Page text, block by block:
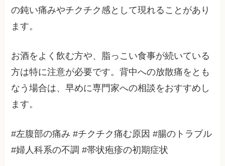
の鈍い痛みやチクチク感として現れることがあり
ます。
お酒をよく飲む方や、脂っこい食事が続いている
方は特に注意が必要です。背中への放散痛をとも
なう場合は、早めに専門家への相談をおすすめし
ます。
#左腹部の痛み #チクチク痛む原因 #腸のトラブル
#婦人科系の不調 #帯状疱疹の初期症状